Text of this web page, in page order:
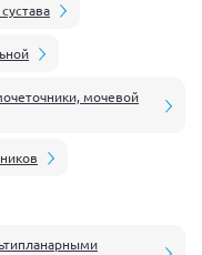
мочевой